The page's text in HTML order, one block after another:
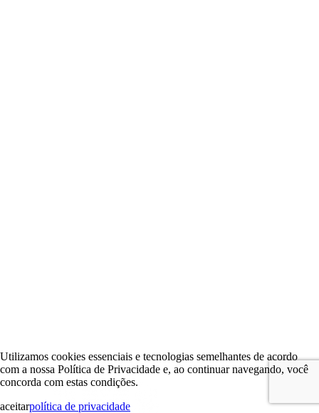
Utilizamos cookies essenciais e tecnologias semelhantes de acordo
com a nossa Política de Privacidade e, ao continuar navegando, você
concorda com estas condições.
aceitarpolítica de privacidade